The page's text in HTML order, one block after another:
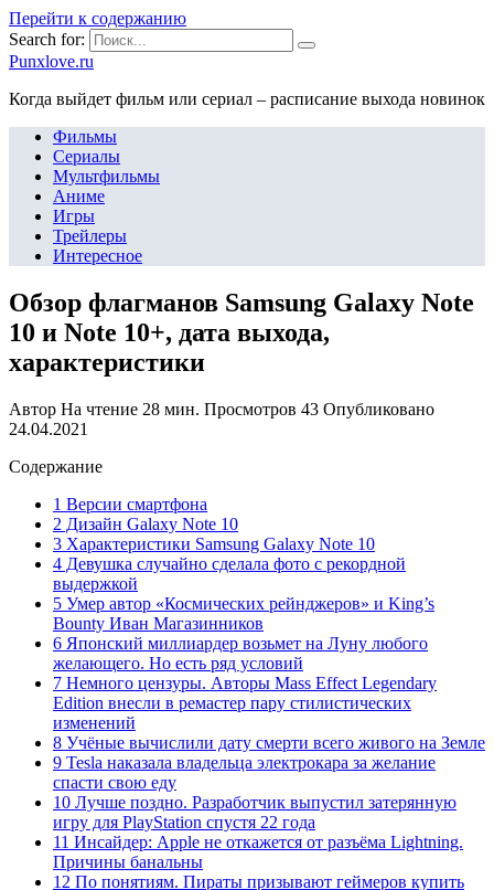
Перейти к содержанию
Search for:
Punxlove.ru
Когда выйдет фильм или сериал – расписание выхода новинок
Фильмы
Сериалы
Мультфильмы
Аниме
Игры
Трейлеры
Интересное
Обзор флагманов Samsung Galaxy Note
10 и Note 10+, дата выхода,
характеристики
Автор На чтение 28 мин. Просмотров 43 Опубликовано
24.04.2021
Содержание
1 Версии смартфона
2 Дизайн Galaxy Note 10
3 Характеристики Samsung Galaxy Note 10
4 Девушка случайно сделала фото с рекордной
выдержкой
5 Умер автор «Космических рейнджеров» и King’s
Bounty Иван Магазинников
6 Японский миллиардер возьмет на Луну любого
желающего. Но есть ряд условий
7 Немного цензуры. Авторы Mass Effect Legendary
Edition внесли в ремастер пару стилистических
изменений
8 Учёные вычислили дату смерти всего живого на Земле
9 Tesla наказала владельца электрокара за желание
спасти свою еду
10 Лучше поздно. Разработчик выпустил затерянную
игру для PlayStation спустя 22 года
11 Инсайдер: Apple не откажется от разъёма Lightning.
Причины банальны
12 По понятиям. Пираты призывают геймеров купить